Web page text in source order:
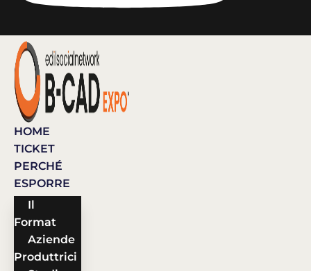
HOME
TICKET
PERCHÉ
ESPORRE
Il
Format
Aziende
Produttrici